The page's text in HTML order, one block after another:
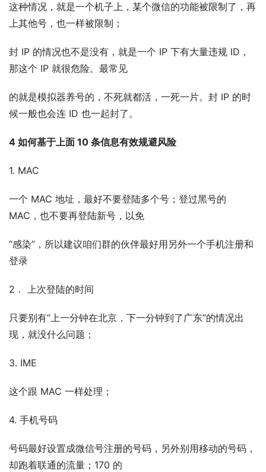
这种情况，就是一个机子上，某个微信的功能被限制了，再
上其他号，也一样被限制；
封 IP 的情况也不是没有，就是一个 IP 下有大量违规 ID，
那这个 IP 就很危险。最常见
的就是模拟器养号的，不死就都活，一死一片。封 IP 的时
候一般也会连 ID 也一起封了。
4 如何基于上面 10 条信息有效规避风险
1. MAC
一个 MAC 地址，最好不要登陆多个号；登过黑号的
MAC，也不要再登陆新号，以免
“感染”，所以建议咱们群的伙伴最好用另外一个手机注册和
登录
2． 上次登陆的时间
只要别有“上一分钟在北京，下一分钟到了广东”的情况出
现，就没什么问题；
3. IME
这个跟 MAC 一样处理；
4. 手机号码
号码最好设置成微信号注册的号码，另外别用移动的号码，
却跑着联通的流量；170 的